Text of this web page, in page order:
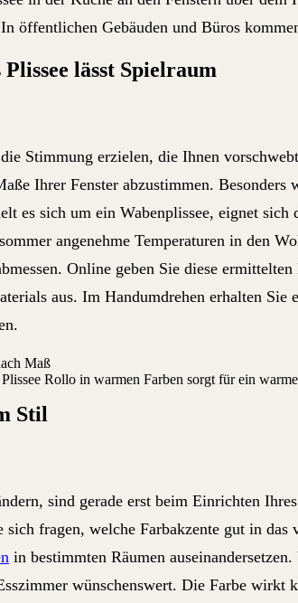
öffentlichen Gebäuden und Büros
lässt Spielraum
Stimmung erzielen, die Ihnen
Ihrer Fenster abzustimmen.
es sich um ein Wabenplissee, eignet
angenehme Temperaturen in den
Online geben Sie diese
aus. Im Handumdrehen erhalten
Rollo in warmen Farben sorgt für ein
Stil
sind gerade erst beim Einrichten
sich fragen, welche Farbakzente gut in
in bestimmten Räumen
wünschenswert. Die Farbe